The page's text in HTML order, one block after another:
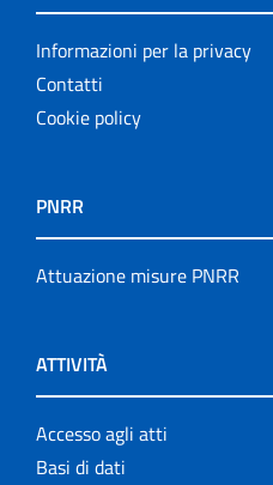
Informazioni per la privacy
Contatti
Cookie policy
PNRR
Attuazione misure PNRR
ATTIVITÀ
Accesso agli atti
Basi di dati